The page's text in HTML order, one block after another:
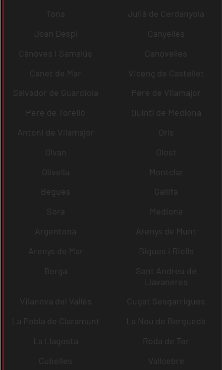
Tona
Julià de Cerdanyola
Joan Despí
Canyelles
Cànoves i Samalús
Canovelles
Canet de Mar
Vicenç de Castellet
Salvador de Guardiola
Pere de Vilamajor
Pere de Torelló
Quintí de Mediona
Antoni de Vilamajor
Orís
Olvan
Olost
Olivella
Montclar
Begues
Gallifa
Sora
Mediona
Argentona
Arenys de Munt
Arenys de Mar
Bigues i Riells
Berga
Sant Andreu de
Llavaneres
Vilanova del Vallès
Cugat Sesgarrigues
La Pobla de Claramunt
La Nou de Berguedà
La Llagosta
Roda de Ter
Cubelles
Vallcebre